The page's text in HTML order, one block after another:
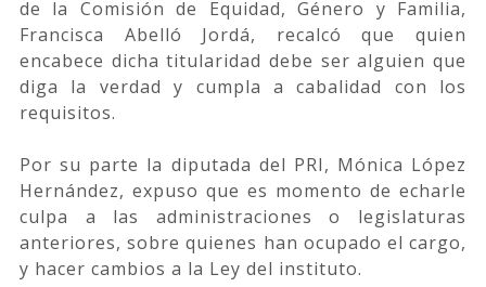
de la Comisión de Equidad, Género y Familia,
Francisca Abelló Jordá, recalcó que quien
encabece dicha titularidad debe ser alguien que
diga la verdad y cumpla a cabalidad con los
requisitos.
Por su parte la diputada del PRI, Mónica López
Hernández, expuso que es momento de echarle
culpa a las administraciones o legislaturas
anteriores, sobre quienes han ocupado el cargo,
y hacer cambios a la Ley del instituto.